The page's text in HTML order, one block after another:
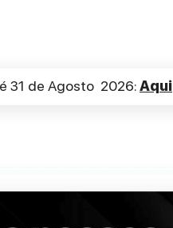
31 de Agosto 2026:Aqui